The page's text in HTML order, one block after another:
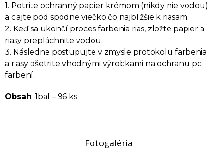
1. Potrite ochranný papier krémom (nikdy nie vodou)
a dajte pod spodné viečko čo najbližšie k riasam.
2. Keď sa ukončí proces farbenia rias, zložte papier a
riasy prepláchnite vodou.
3. Následne postupujte v zmysle protokolu farbenia
a riasy ošetrite vhodnými výrobkami na ochranu po
farbení.
Obsah: 1bal – 96 ks
Fotogaléria